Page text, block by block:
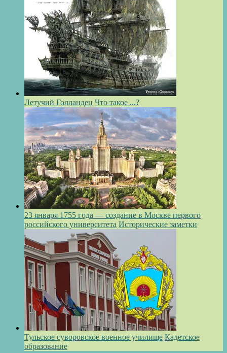
Летучий Голландец Что такое ...?
23 января 1755 года — создание в Москве первого
российского университета Исторические заметки
Тульское суворовское военное училище Кадетское
образование